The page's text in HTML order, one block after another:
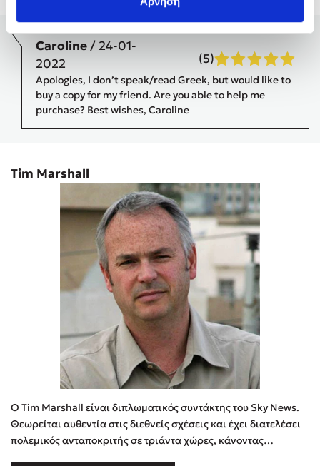
Caroline/ 24-01-
2022
(5)
Apologies, I don’t speak/read Greek, but would like to
buy a copy for my friend. Are you able to help me
purchase? Best wishes, Caroline
Tim Marshall
Ο Tim Marshall είναι διπλωματικός συντάκτης του Sky News.
Θεωρείται αυθεντία στις διεθνείς σχέσεις και έχει διατελέσει
πολεμικός ανταποκριτής σε τριάντα χώρες, κάνοντας